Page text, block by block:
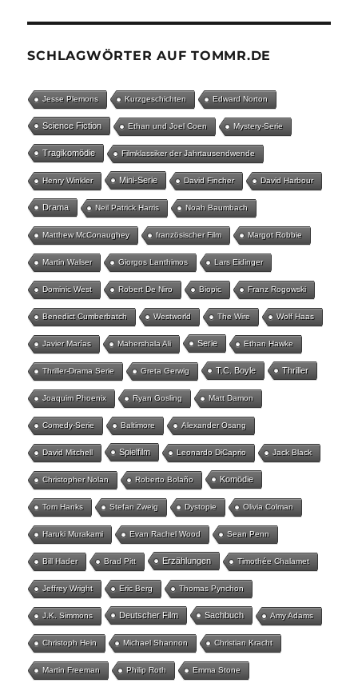
SCHLAGWÖRTER AUF TOMMR.DE
Jesse Plemons Kurzgeschichten Edward Norton
Science Fiction Ethan und Joel Coen Mystery-Serie
Tragikomödie Filmklassiker der Jahrtausendwende
Henry Winkler Mini-Serie David Fincher David Harbour
Drama Neil Patrick Harris Noah Baumbach
Matthew McConaughey französischer Film Margot Robbie
Martin Walser Giorgos Lanthimos Lars Eidinger
Dominic West Robert De Niro Biopic Franz Rogowski
Benedict Cumberbatch Westworld The Wire Wolf Haas
Javier Marías Mahershala Ali Serie Ethan Hawke
Thriller-Drama Serie Greta Gerwig T.C. Boyle Thriller
Joaquim Phoenix Ryan Gosling Matt Damon
Comedy-Serie Baltimore Alexander Osang
David Mitchell Spielfilm Leonardo DiCaprio Jack Black
Christopher Nolan Roberto Bolaño Komödie
Tom Hanks Stefan Zweig Dystopie Olivia Colman
Haruki Murakami Evan Rachel Wood Sean Penn
Bill Hader Brad Pitt Erzählungen Timothée Chalamet
Jeffrey Wright Eric Berg Thomas Pynchon
J.K. Simmons Deutscher Film Sachbuch Amy Adams
Christoph Hein Michael Shannon Christian Kracht
Martin Freeman Philip Roth Emma Stone